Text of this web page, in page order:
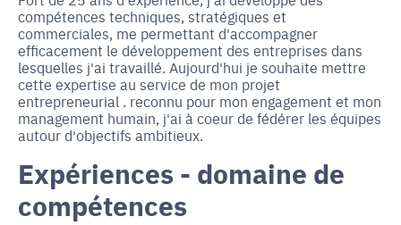
compétences techniques, stratégiques et
commerciales, me permettant d'accompagner
efficacement le développement des entreprises dans
lesquelles j'ai travaillé. Aujourd'hui je souhaite mettre
cette expertise au service de mon projet
entrepreneurial . reconnu pour mon engagement et mon
management humain, j'ai à coeur de fédérer les équipes
autour d'objectifs ambitieux.
Expériences - domaine de
compétences